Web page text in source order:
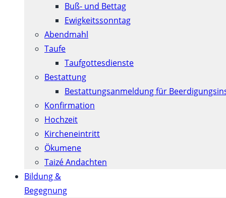
Buß- und Bettag
Ewigkeitssonntag
Abendmahl
Taufe
Taufgottesdienste
Bestattung
Bestattungsanmeldung für
Konfirmation
Hochzeit
Kircheneintritt
Ökumene
Taizé Andachten
Bildung &
Begegnung